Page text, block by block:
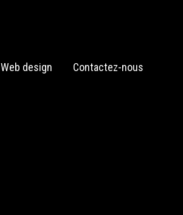
Web design Contactez-nous